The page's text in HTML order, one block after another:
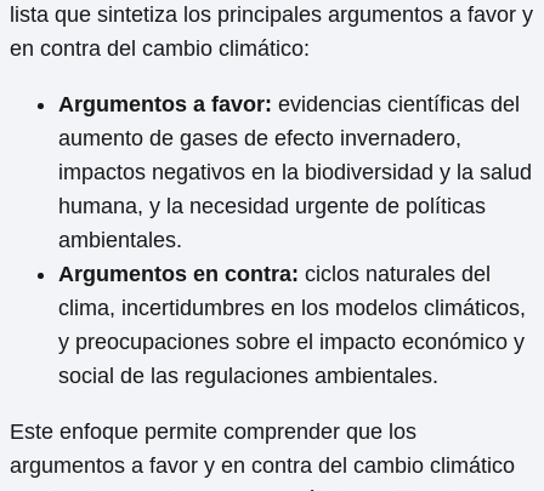
lista que sintetiza los principales argumentos a favor y
en contra del cambio climático:
Argumentos a favor: evidencias científicas del
aumento de gases de efecto invernadero,
impactos negativos en la biodiversidad y la salud
humana, y la necesidad urgente de políticas
ambientales.
Argumentos en contra: ciclos naturales del
clima, incertidumbres en los modelos climáticos,
y preocupaciones sobre el impacto económico y
social de las regulaciones ambientales.
Este enfoque permite comprender que los
argumentos a favor y en contra del cambio climático